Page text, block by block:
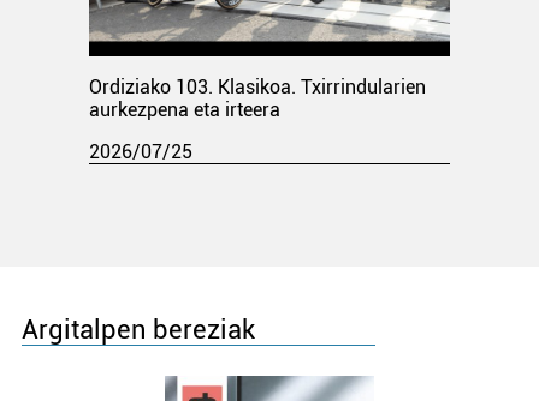
Ordiziako 103. Klasikoa. Txirrindularien
aurkezpena eta irteera
2026/07/25
Argitalpen bereziak